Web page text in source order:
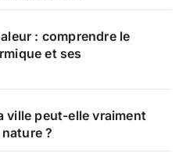
: comprendre le
et ses
ville peut-elle vraiment
?